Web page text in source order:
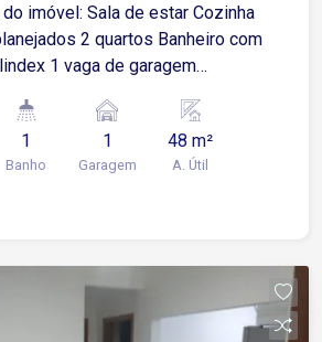
de estar Cozinha
2 quartos Banheiro com
1 vaga de garagem
com portaria, playground,
salão de festas, espaço
e academia ao ar
Avenida General Carneiro e
farmácias, escolas e
1
Banho
1
Garagem
48 m²
A. Útil